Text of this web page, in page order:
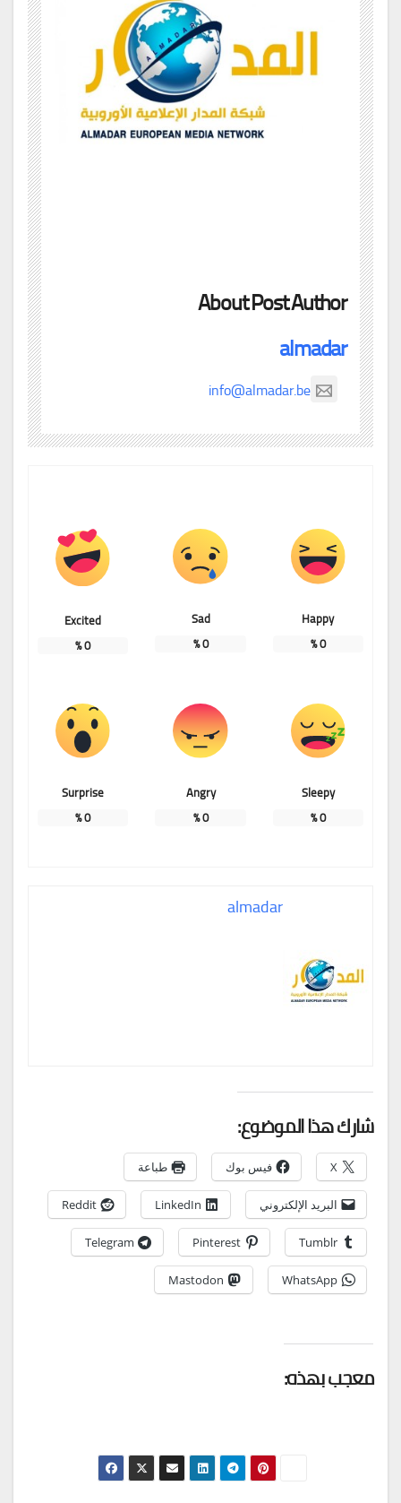
About Post Author
almadar
info@almadar.be
Happy
0
%
Sad
0
%
Excited
0
%
Sleepy
0
%
Angry
0
%
Surprise
0
%
almadar
شارك هذا الموضوع:
X فيس بوك طباعة
البريد الإلكتروني LinkedIn
Reddit
Tumblr
Pinterest
Telegram
WhatsApp
Mastodon
معجب بهذه: